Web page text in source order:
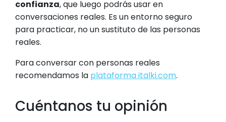
confianza, que luego podrás usar en
conversaciones reales. Es un entorno seguro
para practicar, no un sustituto de las personas
reales.
Para conversar con personas reales
recomendamos la plataforma italki.com.
Cuéntanos tu opinión